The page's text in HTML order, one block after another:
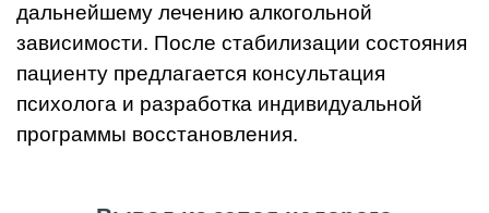
дальнейшему лечению алкогольной
зависимости. После стабилизации состояния
пациенту предлагается консультация
психолога и разработка индивидуальной
программы восстановления.